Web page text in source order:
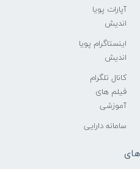
آپارات پویا
اندیش
اینستاگرام پویا
اندیش
کانال تلگرام
فیلم های
آموزشی
سامانه دارایی